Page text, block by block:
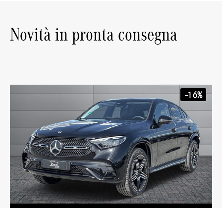
Novità in pronta consegna
-16%